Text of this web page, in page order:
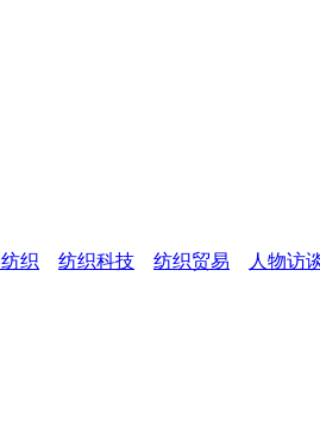
织 纺织科技 纺织贸易 人物访